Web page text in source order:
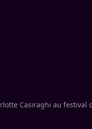
Casiraghi au festival